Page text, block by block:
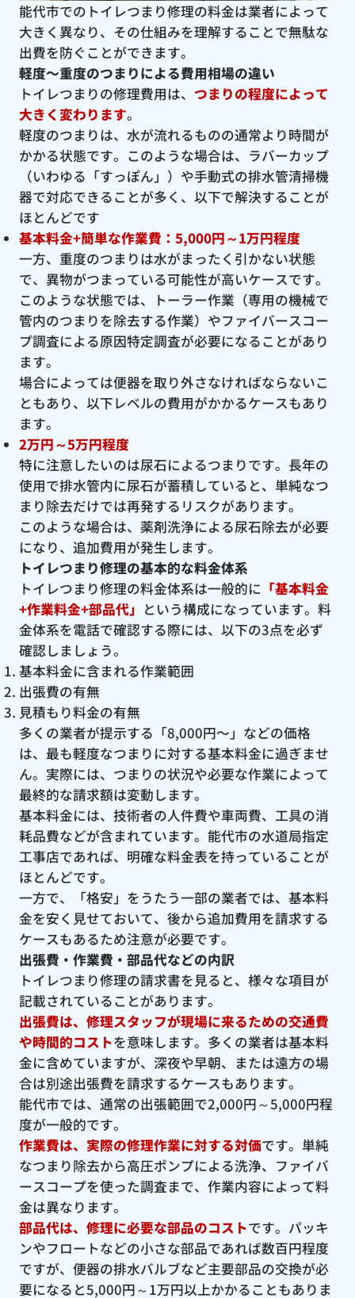
能代市でのトイレつまり修理の料金は業者によって
大きく異なり、その仕組みを理解することで無駄な
出費を防ぐことができます。
軽度〜重度のつまりによる費用相場の違い
トイレつまりの修理費用は、 つまりの程度によって
大きく変わります。
軽度のつまりは、水が流れるものの通常より時間が
かかる状態です。このような場合は、ラバーカップ
（いわゆる「すっぽん」）や手動式の排水管清掃機
器で対応できることが多く、以下で解決することが
ほとんどです
基本料金+簡単な作業費：5,000円～1万円程度
一方、重度のつまりは水がまったく引かない状態
で、異物がつまっている可能性が高いケースです。
このような状態では、トーラー作業（専用の機械で
管内のつまりを除去する作業）やファイバースコー
プ調査による原因特定調査が必要になることがあり
ます。
場合によっては便器を取り外さなければならないこ
ともあり、以下レベルの費用がかかるケースもあり
ます。
2万円～5万円程度
特に注意したいのは尿石によるつまりです。長年の
使用で排水管内に尿石が蓄積していると、単純なつ
まり除去だけでは再発するリスクがあります。
このような場合は、薬剤洗浄による尿石除去が必要
になり、追加費用が発生します。
トイレつまり修理の基本的な料金体系
トイレつまり修理の料金体系は一般的に 「基本料金
+作業料金+部品代」 という構成になっています。料
金体系を電話で確認する際には、以下の3点を必ず
確認しましょう。
基本料金に含まれる作業範囲
出張費の有無
見積もり料金の有無
多くの業者が提示する「8,000円〜」などの価格
は、最も軽度なつまりに対する基本料金に過ぎませ
ん。実際には、つまりの状況や必要な作業によって
最終的な請求額は変動します。
基本料金には、技術者の人件費や車両費、工具の消
耗品費などが含まれています。能代市の水道局指定
工事店であれば、明確な料金表を持っていることが
ほとんどです。
一方で、「格安」をうたう一部の業者では、基本料
金を安く見せておいて、後から追加費用を請求する
ケースもあるため注意が必要です。
出張費・作業費・部品代などの内訳
トイレつまり修理の請求書を見ると、様々な項目が
記載されていることがあります。
出張費は、修理スタッフが現場に来るための交通費
や時間的コストを意味します。多くの業者は基本料
金に含めていますが、深夜や早朝、または遠方の場
合は別途出張費を請求するケースもあります。
能代市では、通常の出張範囲で2,000円～5,000円程
度が一般的です。
作業費は、実際の修理作業に対する対価です。単純
なつまり除去から高圧ポンプによる洗浄、ファイバ
ースコープを使った調査まで、作業内容によって料
金は異なります。
部品代は、修理に必要な部品のコストです。パッキ
ンやフロートなどの小さな部品であれば数百円程度
ですが、便器の排水バルブなど主要部品の交換が必
要になると5,000円～1万円以上かかることもありま